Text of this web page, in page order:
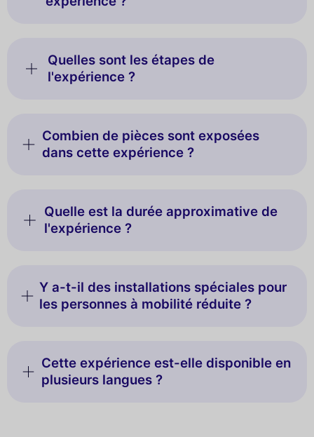
Quelles sont les étapes de
l'expérience ?
Combien de pièces sont exposées
dans cette expérience ?
Quelle est la durée approximative de
l'expérience ?
Y a-t-il des installations spéciales pour
les personnes à mobilité réduite ?
Cette expérience est-elle disponible en
plusieurs langues ?